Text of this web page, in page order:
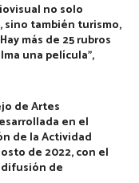
no solo
también turismo,
más de 25 rubros
una película”,
de Artes
en el
de la Actividad
de 2022, con el
de